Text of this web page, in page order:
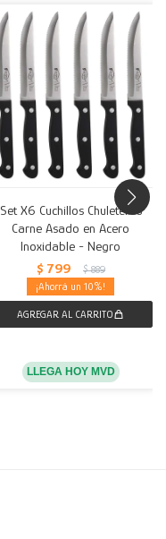
Set X6 Cuchillos Chuleteros
Carne Asado en Acero
Inoxidable - Negro
$ 799 $ 889
10
LLEGA HOY MVD